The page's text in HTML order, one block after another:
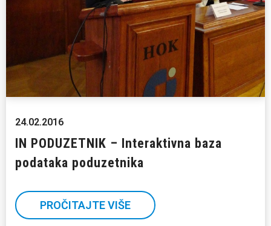
24.02.2016
IN PODUZETNIK – Interaktivna baza
podataka poduzetnika
PROČITAJTE VIŠE